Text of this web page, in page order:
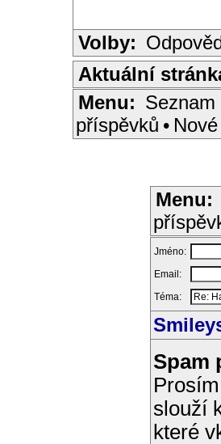
Volby:
Aktuální
Menu:
příspěvků •
Menu:
Jméno:
Email:
Téma:
Spam
slouží
které